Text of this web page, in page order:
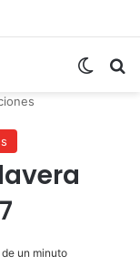
un minuto